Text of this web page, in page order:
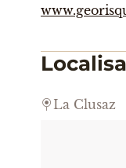
La Clusaz